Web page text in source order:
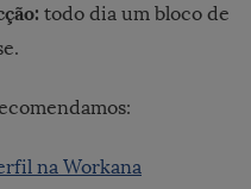
todo dia um bloco de
na Workana